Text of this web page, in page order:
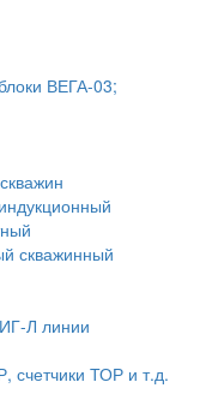
ВЕГА-03;
скважинный
Л линии
счетчики ТОР и т.д.